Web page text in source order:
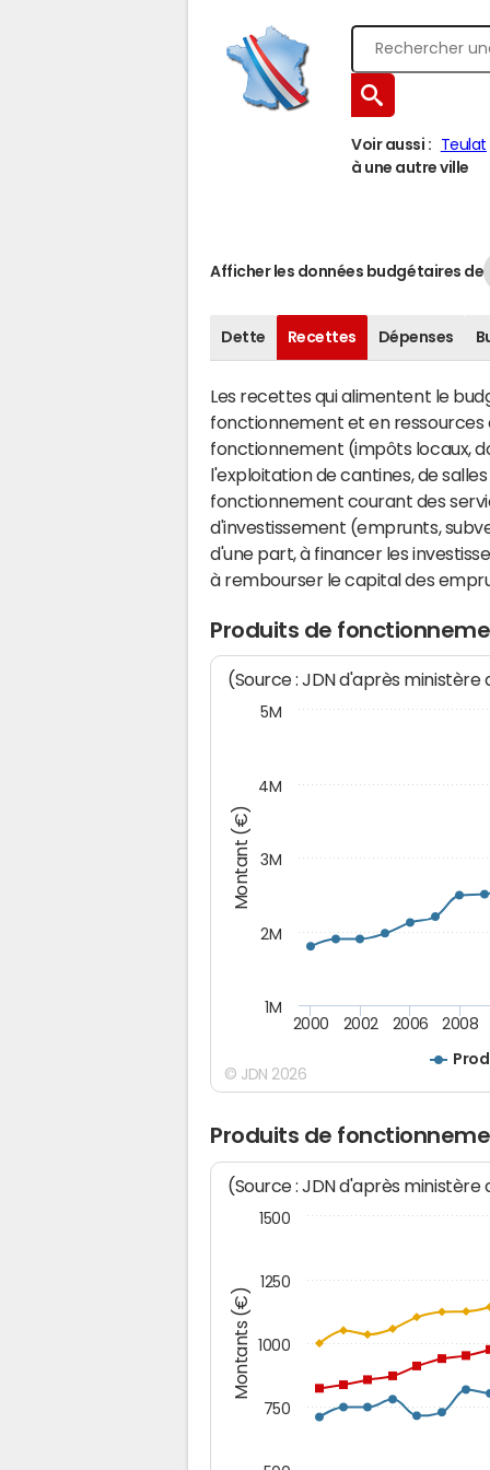
Voir aussi :
Teulat
à une autre ville
Afficher les données budgétaires de
Dette Recettes Dépenses
Les recettes qui alimentent le
fonctionnement et en ressources
fonctionnement (impôts locaux,
l'exploitation de cantines, de
fonctionnement courant des
d'investissement (emprunts,
d'une part, à financer les
à rembourser le capital des
Produits de
Montant (€)
(Source : JDN d'après ministère
2000 2002 2006 2008
1M
2M
3M
4M
5M
© JDN 2026
Produits de
Montants (€)
(Source : JDN d'après ministère
750
1000
1250
1500